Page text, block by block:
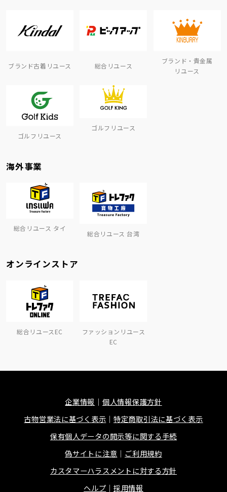
ブランド古着リユース 総合リユース
ブランド・貴金属
リユース
ゴルフリユース
ゴルフリユース
海外事業
総合リユース タイ
総合リユース 台湾
オンラインストア
総合リユースEC
ファッションリユース
EC
企業情報
個人情報保護方針
古物営業法に基づく表示
特定商取引法に基づく表示
保有個人データの開示等に関する手続
偽サイトに注意
ご利用規約
カスタマーハラスメントに対する方針
ヘルプ
採用情報